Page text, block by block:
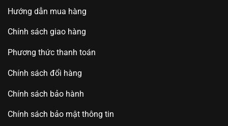
Hướng dẫn mua hàng
Chính sách giao hàng
Phương thức thanh toán
Chính sách đổi hàng
Chính sách bảo hành
Chính sách bảo mật thông tin